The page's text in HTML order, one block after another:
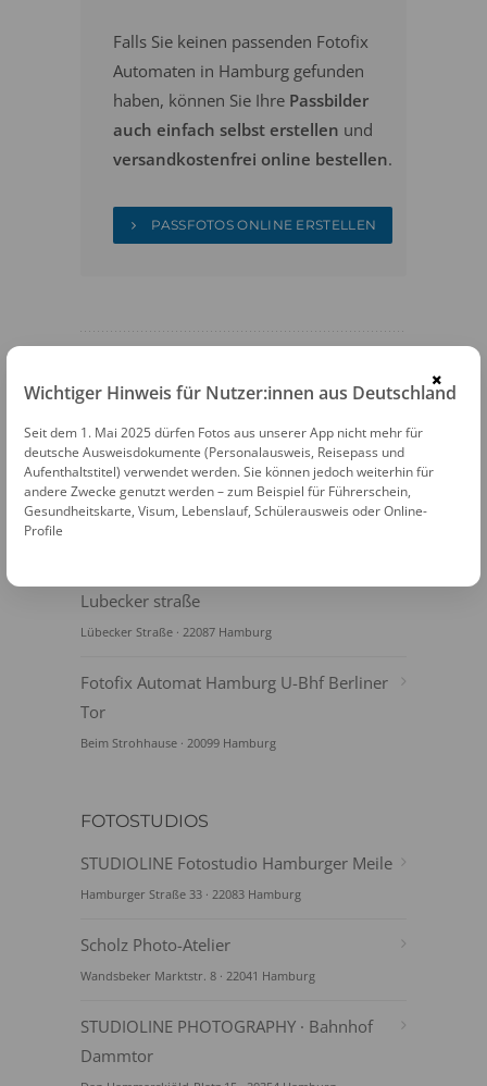
Falls Sie keinen passenden Fotofix
Automaten in Hamburg gefunden
haben, können Sie Ihre Passbilder
auch einfach selbst erstellen und
versandkostenfrei online bestellen.
PASSFOTOS ONLINE ERSTELLEN
Fotofix Automat Hamburg Hamburger
Meile
Hamburger Straße 27 · 22083 Hamburg
Lubecker straße
Lübecker Straße · 22087 Hamburg
Fotofix Automat Hamburg U-Bhf Berliner
Tor
Beim Strohhause · 20099 Hamburg
FOTOSTUDIOS
STUDIOLINE Fotostudio Hamburger Meile
Hamburger Straße 33 · 22083 Hamburg
Scholz Photo-Atelier
Wandsbeker Marktstr. 8 · 22041 Hamburg
STUDIOLINE PHOTOGRAPHY · Bahnhof
Dammtor
×
Wichtiger Hinweis für Nutzer:innen aus Deutschland
Seit dem 1. Mai 2025 dürfen Fotos aus unserer App nicht mehr für
deutsche Ausweisdokumente (Personalausweis, Reisepass und
Aufenthaltstitel) verwendet werden. Sie können jedoch weiterhin für
andere Zwecke genutzt werden – zum Beispiel für Führerschein,
Gesundheitskarte, Visum, Lebenslauf, Schülerausweis oder Online-
Profile